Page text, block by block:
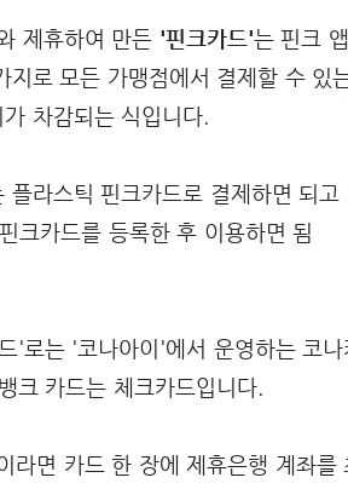
제휴하여 만든 '핀크카드'는 핀크
지로 모든 가맹점에서 결제할 수 있
차감되는 식입니다.
플라스틱 핀크카드로 결제하면 되고
크카드를 등록한 후 이용하면 됨
'로는 '코나아이'에서 운영하는 코
크 카드는 체크카드입니다.
라면 카드 한 장에 제휴은행 계좌를